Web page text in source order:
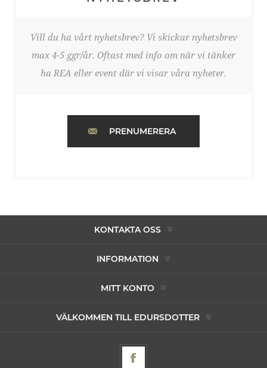
Vill du ha vårt nyhetsbrev? Vi skickar nyhetsbrev
max 4-5 ggr/år. Oftast med info om när vi tänker
ha REA eller event där vi visar våra nyheter.
PRENUMERERA
KONTAKTA OSS
INFORMATION
MITT KONTO
VÄLKOMMEN TILL EDURSDOTTER